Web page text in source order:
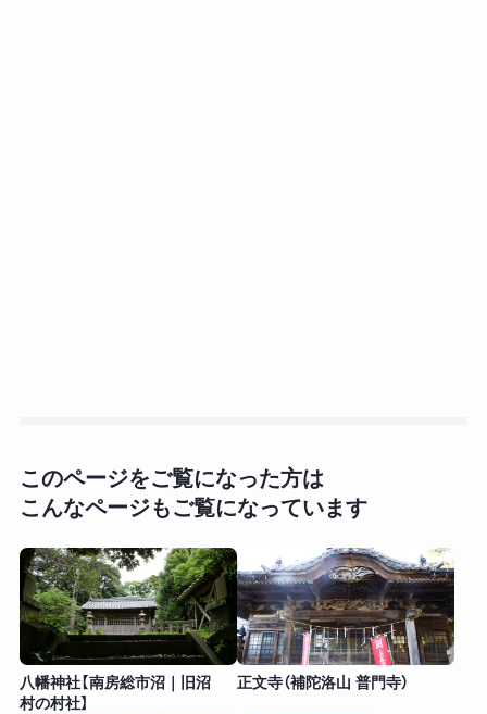
このページをご覧になった方は
こんなページもご覧になっています
八幡神社【南房総市沼｜旧沼
村の村社】
正文寺（補陀洛山 普門寺）